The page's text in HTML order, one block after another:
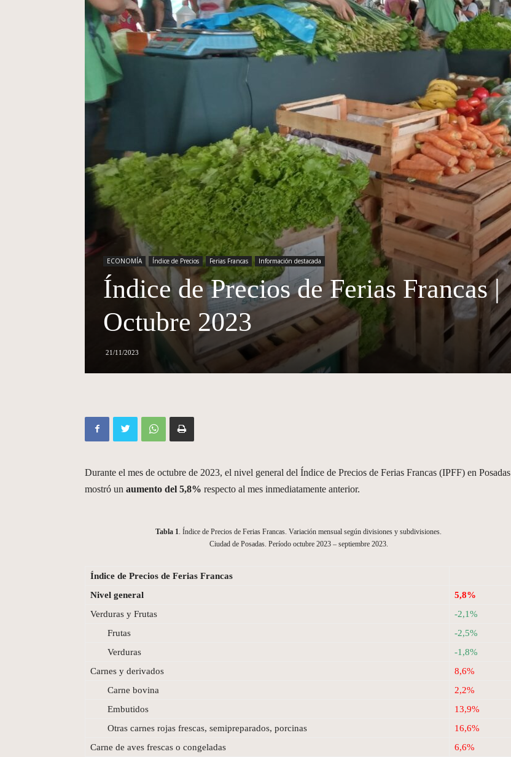
ECONOMÍA Índice de Precios Ferias Francas Información destacada
Índice de Precios de Ferias Francas |
Octubre 2023
21/11/2023
Durante el mes de octubre de 2023, el nivel general del Índice de Precios de Ferias Francas (IPFF) en Posadas
mostró un aumento del 5,8% respecto al mes inmediatamente anterior.
Tabla 1. Índice de Precios de Ferias Francas. Variación mensual según divisiones y subdivisiones.
Ciudad de Posadas. Período octubre 2023 – septiembre 2023.
Índice de Precios de Ferias Francas
Nivel general
5,8%
Verduras y Frutas
-2,1%
Frutas
-2,5%
Verduras
-1,8%
Carnes y derivados
8,6%
Carne bovina
2,2%
Embutidos
13,9%
Otras carnes rojas frescas, semipreparados, porcinas
16,6%
Carne de aves frescas o congeladas
6,6%